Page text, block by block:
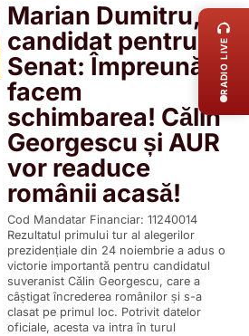
Marian Dumitru,
candidat pentru
Senat: Împreună
facem
schimbarea! Călin
Georgescu și AUR
vor readuce
românii acasă!
Cod Mandatar Financiar: 11240014
Rezultatul primului tur al alegerilor
prezidențiale din 24 noiembrie a adus o
victorie importantă pentru candidatul
suveranist Călin Georgescu, care a
câștigat încrederea românilor și s-a
clasat pe primul loc. Potrivit datelor
oficiale, acesta va intra în turul
RADIO LIVE